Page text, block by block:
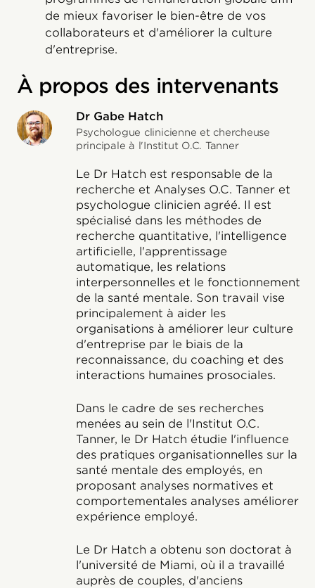
de mieux favoriser le bien-être de vos
collaborateurs et d'améliorer la culture
d'entreprise.
À propos des intervenants
Dr Gabe Hatch
Psychologue clinicienne et chercheuse
principale à l'Institut O.C. Tanner
Le Dr Hatch est responsable de la
recherche et Analyses O.C. Tanner et
psychologue clinicien agréé. Il est
spécialisé dans les méthodes de
recherche quantitative, l'intelligence
artificielle, l'apprentissage
automatique, les relations
interpersonnelles et le fonctionnement
de la santé mentale. Son travail vise
principalement à aider les
organisations à améliorer leur culture
d'entreprise par le biais de la
reconnaissance, du coaching et des
interactions humaines prosociales.
Dans le cadre de ses recherches
menées au sein de l'Institut O.C.
Tanner, le Dr Hatch étudie l'influence
des pratiques organisationnelles sur la
santé mentale des employés, en
proposant analyses normatives et
comportementales analyses améliorer
expérience employé.
Le Dr Hatch a obtenu son doctorat à
l'université de Miami, où il a travaillé
auprès de couples, d'anciens